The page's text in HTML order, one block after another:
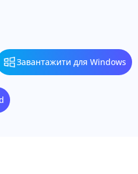
Завантажити для Windows